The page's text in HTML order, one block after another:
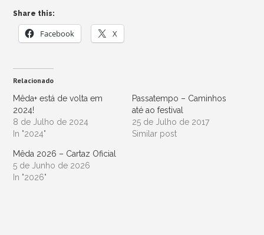
Share this:
Facebook X
Relacionado
Mêda+ está de volta em
2024!
8 de Julho de 2024
In "2024"
Passatempo – Caminhos
até ao festival
25 de Julho de 2017
Similar post
Mêda 2026 – Cartaz Oficial
5 de Junho de 2026
In "2026"